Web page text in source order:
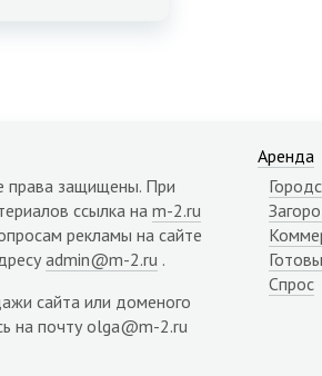
защищены. При
ссылка на m-2.ru
рекламы на сайте
admin@m-2.ru .
сайта или доменого
на почту olga@m-2.ru
Аренда
Спрос